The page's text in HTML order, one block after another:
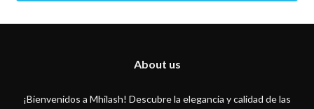
About us
¡Bienvenidos a Mhilash! Descubre la elegancia y calidad de las